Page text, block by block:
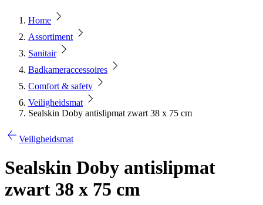
Home
Assortiment
Sanitair
Badkameraccessoires
Comfort & safety
Veiligheidsmat
Sealskin Doby antislipmat zwart 38 x 75 cm
Veiligheidsmat
Sealskin Doby antislipmat
zwart 38 x 75 cm